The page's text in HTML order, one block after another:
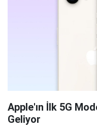
Apple'ın İlk 5G
Geliyor